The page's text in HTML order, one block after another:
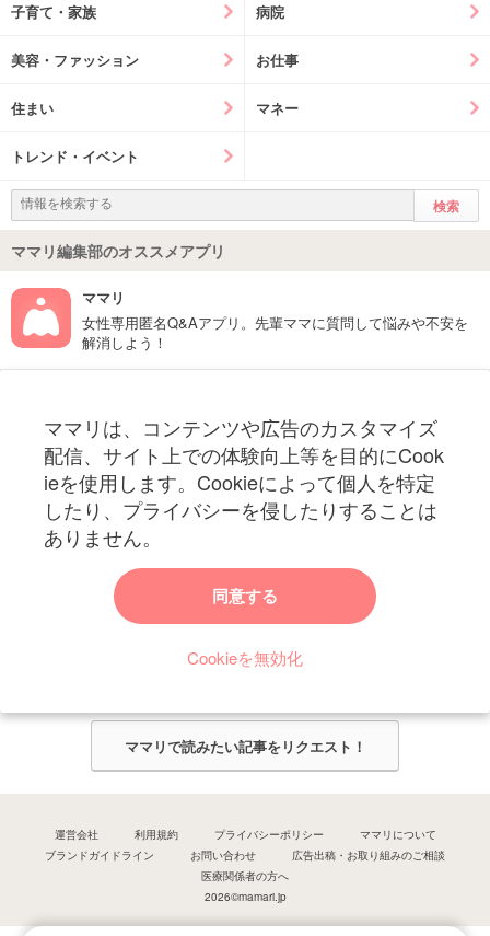
子育て・家族 病院
美容・ファッション お仕事
住まい マネー
トレンド・イベント
ママリ編集部のオススメアプリ
ママリ
女性専用匿名Q&Aアプリ。先輩ママに質問して悩みや不安を
解消しよう！
ママリは、コンテンツや広告のカスタマイズ
配信、サイト上での体験向上等を目的にCook
ieを使用します。Cookieによって個人を特定
したり、プライバシーを侵したりすることは
ありません。
同意する
Cookieを無効化
妊娠〜子育て中のお役立ち情報を配信中
ママリからのお知らせ
ママリ編集部がみなさんのご意見をもとに記事を作成させていただきま
ママリで読みたい記事をリクエスト！
運営会社 利用規約 プライバシーポリシー
ママリについて
ブランドガイドライン
お問い合わせ
広告出稿・お取り組みのご相談
医療関係者の方へ
2026©mamari.jp